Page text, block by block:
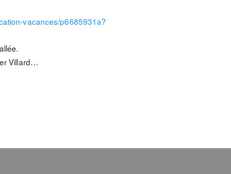
vacances/p6685931a?
Villard…